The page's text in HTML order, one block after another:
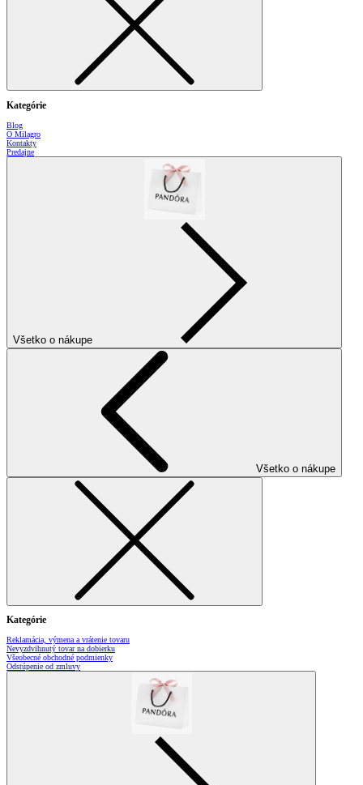
Kategórie
Blog
O Milagro
Kontakty
Predajne
Všetko o nákupe
Všetko o nákupe
Kategórie
Reklamácia, výmena a vrátenie tovaru
Nevyzdvihnutý tovar na dobierku
Všeobecné obchodné podmienky
Odstúpenie od zmluvy